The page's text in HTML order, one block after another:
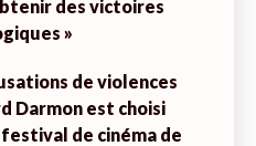
des victoires
»
de violences
Darmon est choisi
de cinéma de